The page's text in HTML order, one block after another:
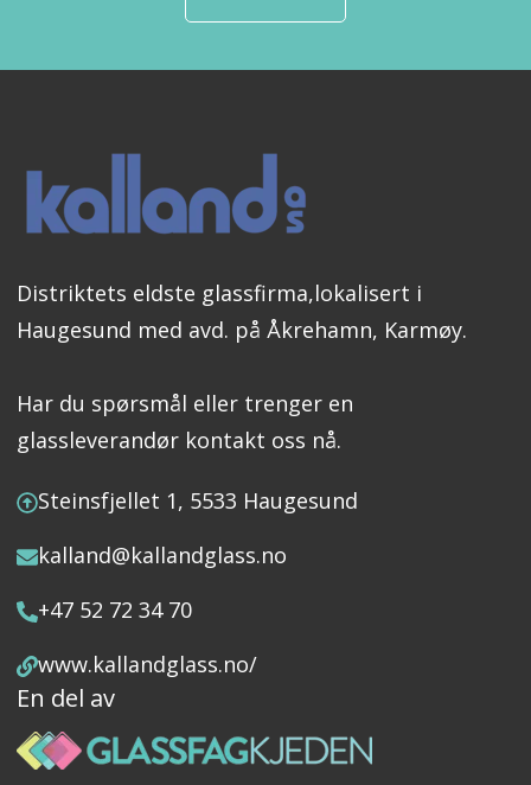
Distriktets eldste glassfirma,lokalisert i
Haugesund med avd. på Åkrehamn, Karmøy.
Har du spørsmål eller trenger en
glassleverandør kontakt oss nå.
Steinsfjellet 1, 5533 Haugesund
kalland@kallandglass.no
+47 52 72 34 70
www.kallandglass.no/
En del av